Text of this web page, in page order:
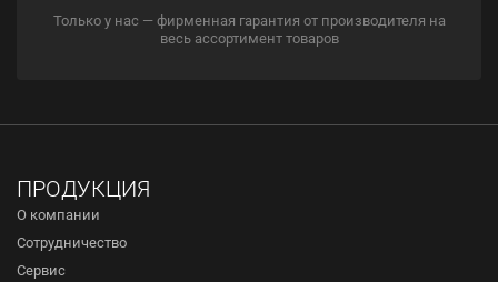
Только у нас — фирменная гарантия от производителя на
весь ассортимент товаров
ПРОДУКЦИЯ
О компании
Сотрудничество
Сервис